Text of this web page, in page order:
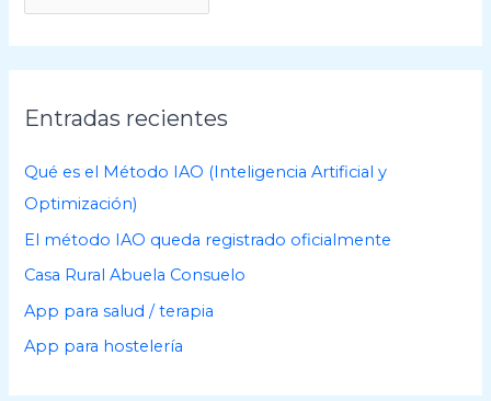
r
c
h
i
o
s
Entradas recientes
Qué es el Método IAO (Inteligencia Artificial y
Optimización)
El método IAO queda registrado oficialmente
Casa Rural Abuela Consuelo
App para salud / terapia
App para hostelería